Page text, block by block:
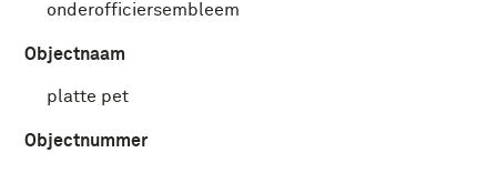
onderofficiersembleem
Objectnaam
platte pet
Objectnummer